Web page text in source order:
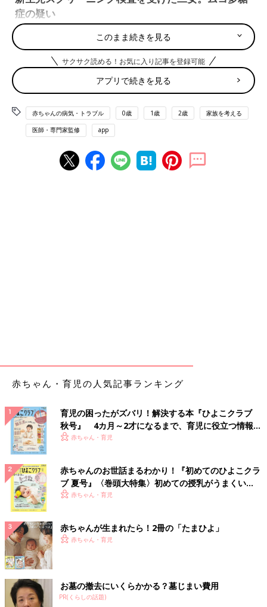
タビューの後編です。
症の疑い
で台湾へ引っ越しました。
が、さかごのため、予定帝王切開での出産に。実は中国や台湾で
は、帝王切開が結構ポピュラーなようです。縁起のいい日時に出
産したいと、希望する人が多いそうなんです」（晴子さん）
そして2023年12月、二女の美月ちゃんが台湾の病院で誕生しま
した。
「看護師の方が病院内で長女の面倒を見てくださり、夫も
開での出産に立ち会うことができました。無事に生まれて声が上
がった瞬間は本当にホッとしました。夫も『よく頑張ったね』と
声をかけてくれました。
美月は生まれてすぐに酸素投与が必要な状態だったらしいのです
が、2日ほどで回復し、その後は母子同室で過ごせました」（晴
子さん）
このまま続きを見る
サクサク読める！お気に入り記事を登録可能
アプリで続きを見る
赤ちゃんの病気・トラブル 0歳 1歳 2歳 家族を考える
医師・専門家監修 app
赤ちゃん・育児の人気記事ランキング
育児の困ったがズバリ！解決する本『ひよこクラブ
秋号』 4カ月～2才になるまで、育児に役立つ情報が
いっぱい！
赤ちゃん・育児
赤ちゃんのお世話まるわかり！『初めてのひよこクラ
ブ 夏号』〈巻頭大特集〉初めての授乳がうまくい
く！ おっぱい・ミルクの基本と夏のトラブル 解決テ
赤ちゃん・育児
赤ちゃんが生まれたら！2冊の「たまひよ」
赤ちゃん・育児
お墓の撤去にいくらかかる？墓じまい費用
PR(くらしの話題)